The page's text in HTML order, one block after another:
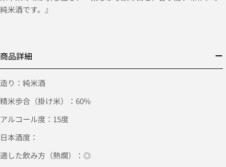
純米酒です。』
商品詳細
造り：純米酒
精米歩合（掛け米）：60%
アルコール度：15度
日本酒度：
適した飲み方（熱燗）：◎